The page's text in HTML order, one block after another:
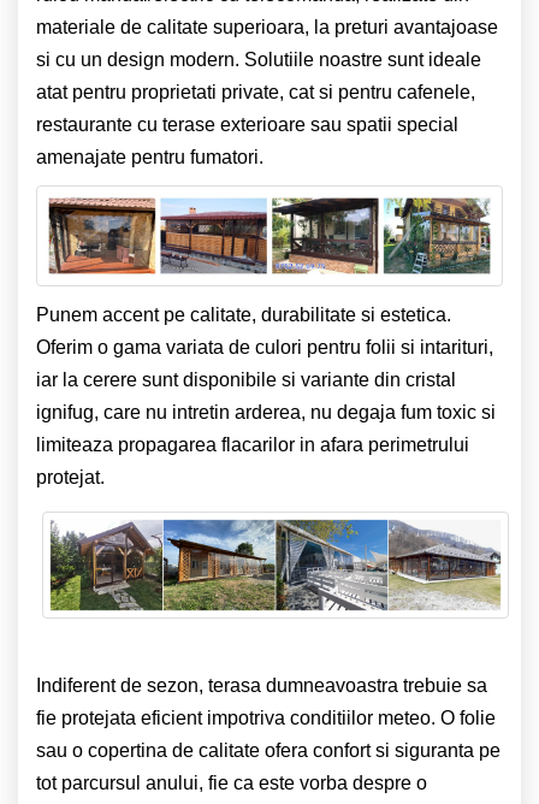
materiale de calitate superioara, la preturi avantajoase
si cu un design modern. Solutiile noastre sunt ideale
atat pentru proprietati private, cat si pentru cafenele,
restaurante cu terase exterioare sau spatii special
amenajate pentru fumatori.
Punem accent pe calitate, durabilitate si estetica.
Oferim o gama variata de culori pentru folii si intarituri,
iar la cerere sunt disponibile si variante din cristal
ignifug, care nu intretin arderea, nu degaja fum toxic si
limiteaza propagarea flacarilor in afara perimetrului
protejat.
Indiferent de sezon, terasa dumneavoastra trebuie sa
fie protejata eficient impotriva conditiilor meteo. O folie
sau o copertina de calitate ofera confort si siguranta pe
tot parcursul anului, fie ca este vorba despre o